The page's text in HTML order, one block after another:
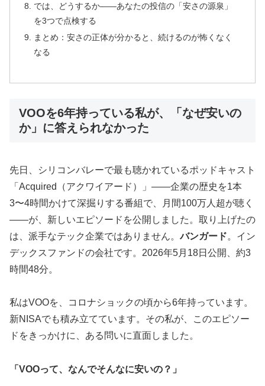
では、どうするか——あなたの投信の「安さの源泉」
を3つで点検する
まとめ：安さの正体が分かると、続けるのが怖くなく
なる
VOOを6年持っている私が、「なぜ安いの
か」に答えられなかった
先日、シリコンバレーで最も聴かれているポッドキャスト
「Acquired（アクワイアード）」——企業の歴史を1本
3〜4時間かけて深掘りする番組で、月間100万人超が聴く
——が、新しいエピソードを公開しました。取り上げたの
は、派手なテック企業ではありません。バンガード。イン
デックスファンドの会社です。2026年5月18日公開、約3
時間48分。
私はVOOを、コロナショックの頃から6年持っています。
新NISAでも積み立てています。その私が、このエピソー
ドをきっかけに、ある問いに直面しました。
「VOOって、なんでそんなに安いの？」